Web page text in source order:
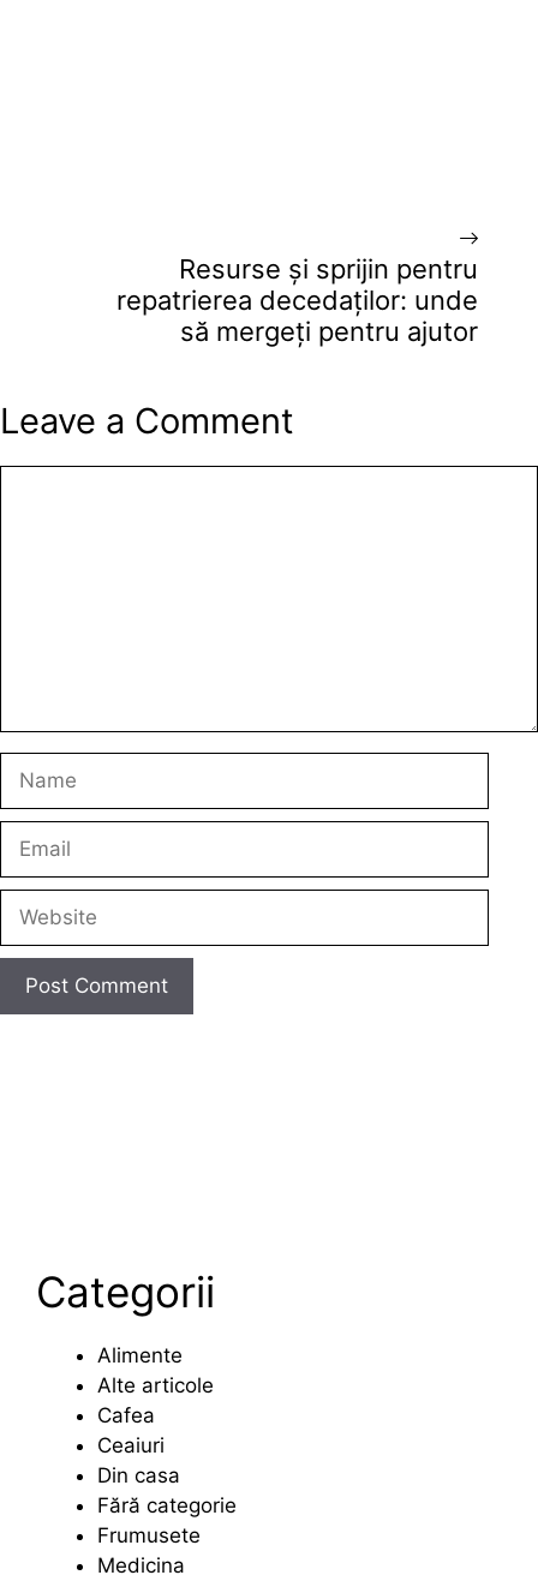
Resurse și sprijin pentru
repatrierea decedaților: unde
să mergeți pentru ajutor
Leave a Comment
Name
Email
Website
Categorii
Alimente
Alte articole
Cafea
Ceaiuri
Din casa
Fără categorie
Frumusete
Medicina